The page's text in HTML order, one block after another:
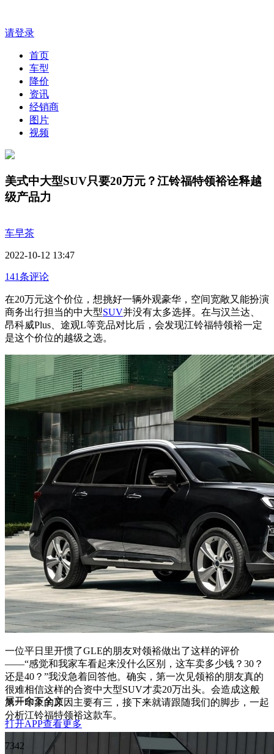
请登录
首页
车型
降价
资讯
经销商
图片
视频
美式中大型SUV只要20万元？江铃福特领裕诠释越
级产品力
车早茶
2022-10-12 13:47
141条评论
在20万元这个价位，想挑好一辆外观豪华，空间宽敞又能扮演
商务出行担当的中大型SUV并没有太多选择。在与汉兰达、
昂科威Plus、途观L等竞品对比后，会发现江铃福特领裕一定
是这个价位的越级之选。
一位平日里开惯了GLE的朋友对领裕做出了这样的评价
——“感觉和我家车看起来没什么区别，这车卖多少钱？30？
还是40？”我没急着回答他。确实，第一次见领裕的朋友真的
很难相信这样的合资中大型SUV才卖20万出头。会造成这般
第一印象的原因主要有三，接下来就请跟随我们的脚步，一起
分析江铃福特领裕这款车。
展开余下全文
打开APP查看更多
7342